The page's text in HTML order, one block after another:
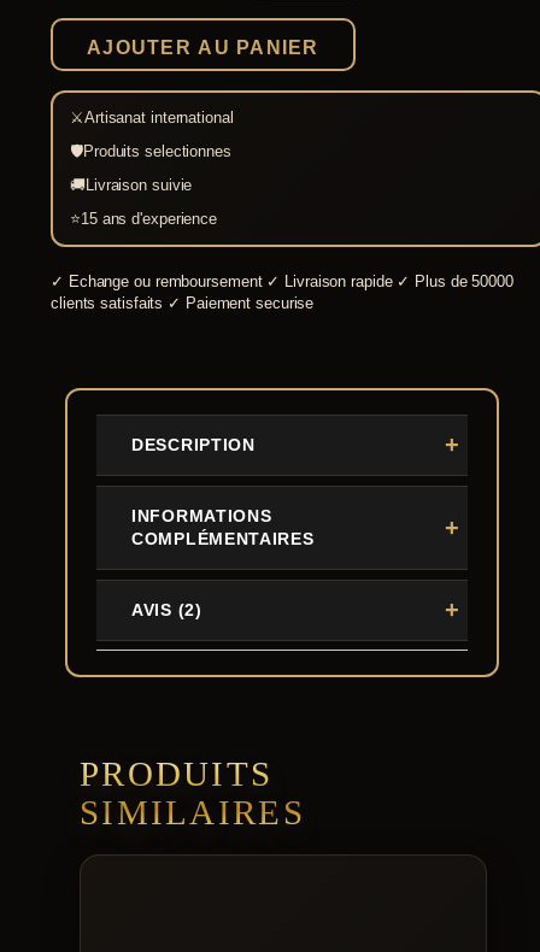
M38
AJOUTER AU PANIER
⚔Artisanat international
🛡Produits selectionnes
🚚Livraison suivie
⭐15 ans d'experience
✓ Echange ou remboursement ✓ Livraison rapide ✓ Plus de 50000
clients satisfaits ✓ Paiement securise
DESCRIPTION
INFORMATIONS
COMPLÉMENTAIRES
AVIS (2)
PRODUITS
SIMILAIRES